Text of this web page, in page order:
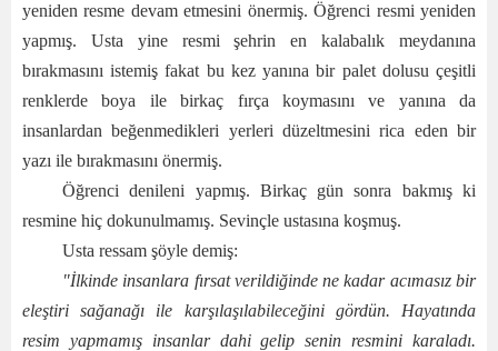
yeniden resme devam etmesini önermiş. Öğrenci resmi yeniden
yapmış. Usta yine resmi şehrin en kalabalık meydanına
bırakmasını istemiş fakat bu kez yanına bir palet dolusu çeşitli
renklerde boya ile birkaç fırça koymasını ve yanına da
insanlardan beğenmedikleri yerleri düzeltmesini rica eden bir
yazı ile bırakmasını önermiş.
Öğrenci denileni yapmış. Birkaç gün sonra bakmış ki
resmine hiç dokunulmamış. Sevinçle ustasına koşmuş.
Usta ressam şöyle demiş:
"İlkinde insanlara fırsat verildiğinde ne kadar acımasız bir
eleştiri sağanağı ile karşılaşılabileceğini gördün. Hayatında
resim yapmamış insanlar dahi gelip senin resmini karaladı.